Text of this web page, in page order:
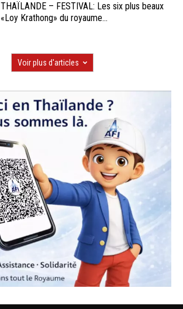
THAÏLANDE – FESTIVAL: Les six plus beaux
«Loy Krathong» du royaume...
Voir plus d'articles